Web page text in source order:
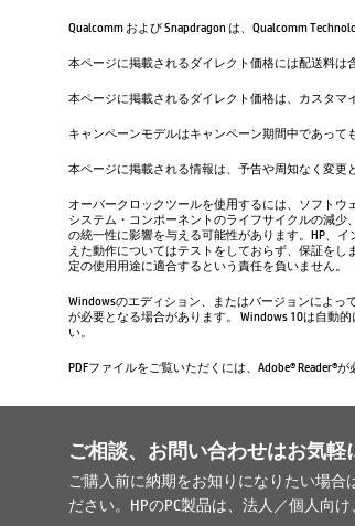
Qualcomm および Snapdragon は、Qualcomm
本ページに掲載されるダイレクト価格には配送料は
本ページに掲載されるダイレクト価格は、カスタマ
キャンペーンモデルはキャンペーン期間中であって
本ページに掲載される情報は、予告や周知なく変更
オーバークロックツールを使用するには、ソフト
システム・コンポーネントのライフサイクルの減少
の統一性に影響を与える可能性があります。HP、
えた動作についてはテストをしておらず、保証を
定の使用用途に適合するという責任を負いません。
Windowsのエディション、またはバージョンによっ
が必要となる場合があります。 Windows 10は自動
い。
PDFファイルをご覧いただくには、Adobe® Reader®が
ご相談、お問い合わせはお気軽
ご購入前に納期をお知りになりたい場合
ださい。HPのPC製品は、法人／個人向